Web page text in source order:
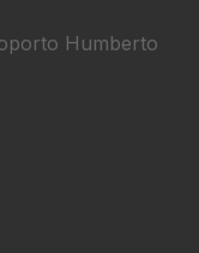
Humberto